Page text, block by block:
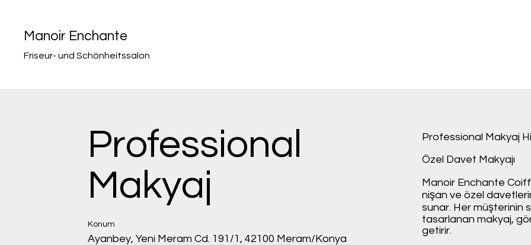
Manoir Enchante
Friseur- und Schönheitssalon
Professional
Makyaj
Konum
Ayanbey, Yeni Meram Cd. 191/1, 42100 Meram/Konya
Professional Makyaj
Özel Davet Makyajı
Manoir Enchante
nişan ve özel
sunar. Her müşterinin
tasarlanan makyaj,
getirir.